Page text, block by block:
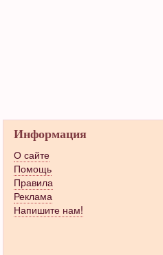
Информация
О сайте
Помощь
Правила
Реклама
Напишите нам!